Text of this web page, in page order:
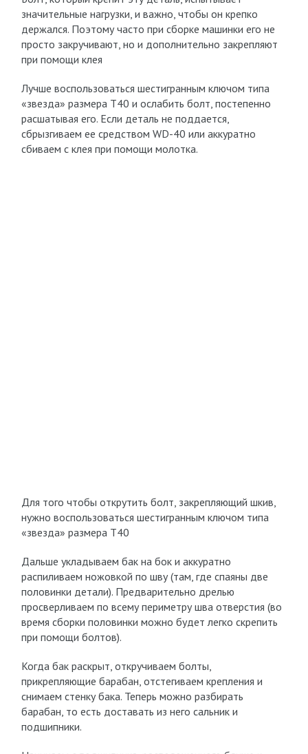
значительные нагрузки, и важно, чтобы он крепко
держался. Поэтому часто при сборке машинки его не
просто закручивают, но и дополнительно закрепляют
при помощи клея
Лучше воспользоваться шестигранным ключом типа
«звезда» размера Т40 и ослабить болт, постепенно
расшатывая его. Если деталь не поддается,
сбрызгиваем ее средством WD-40 или аккуратно
сбиваем с клея при помощи молотка.
Для того чтобы открутить болт, закрепляющий шкив,
нужно воспользоваться шестигранным ключом типа
«звезда» размера Т40
Дальше укладываем бак на бок и аккуратно
распиливаем ножовкой по шву (там, где спаяны две
половинки детали). Предварительно дрелью
просверливаем по всему периметру шва отверстия (во
время сборки половинки можно будет легко скрепить
при помощи болтов).
Когда бак раскрыт, откручиваем болты,
прикрепляющие барабан, отстегиваем крепления и
снимаем стенку бака. Теперь можно разбирать
барабан, то есть доставать из него сальник и
подшипники.